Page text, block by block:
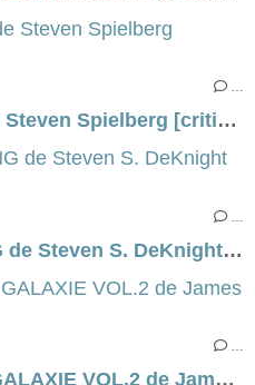
…
READY PLAYER ONE de Steven Spielberg [critique]
…
PACIFIC RIM : UPRISING de Steven S. DeKnight [critique]
…
LES GARDIENS DE LA GALAXIE VOL.2 de James Gunn [résumé & critique]